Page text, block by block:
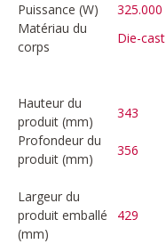
Puissance (W) 325.000
Matériau du
corps
Die-cast
Hauteur du
produit (mm)
343
Profondeur du
produit (mm)
356
Largeur du
produit emballé
(mm)
429